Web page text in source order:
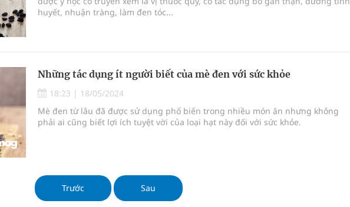
bắt đầu từ trải nghiệm thực tế
dược liệu
huyết, nhuận tràng, làm đen tóc...
Những tác dụng ít người biết của mè đen với sức khỏe
18:23 | 18/05/2024
Mè đen từ lâu đã được sử dụng phổ biến trong nhiều món ăn nhưng không
phải ai cũng biết lợi ích tuyệt vời của loại hạt này đối với sức khỏe.
Trước Sau